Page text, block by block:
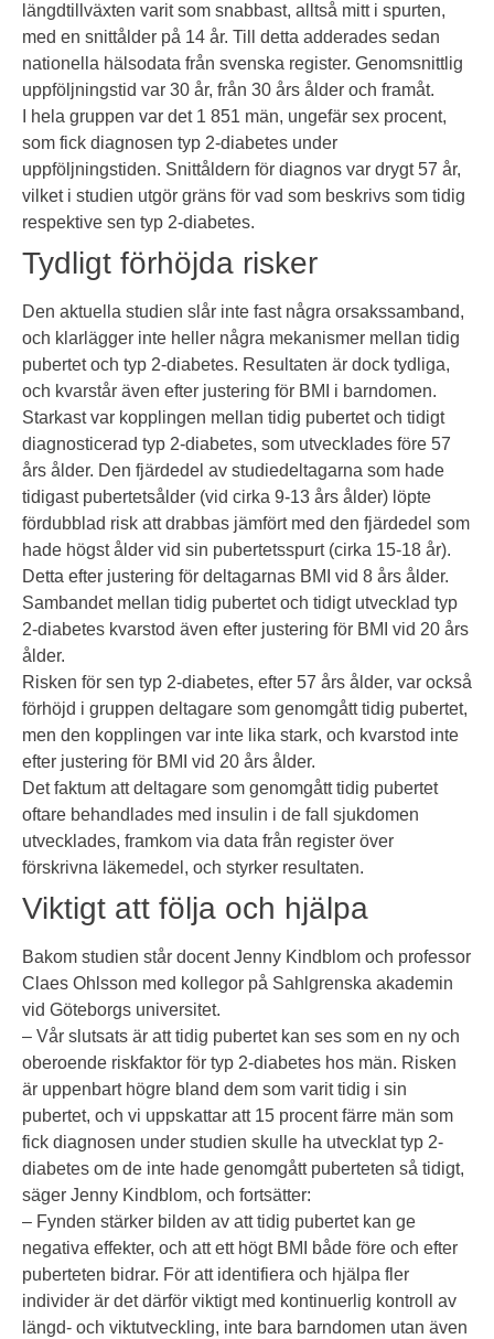
längdtillväxten varit som snabbast, alltså mitt i spurten,
med en snittålder på 14 år. Till detta adderades sedan
nationella hälsodata från svenska register. Genomsnittlig
uppföljningstid var 30 år, från 30 års ålder och framåt.
I hela gruppen var det 1 851 män, ungefär sex procent,
som fick diagnosen typ 2-diabetes under
uppföljningstiden. Snittåldern för diagnos var drygt 57 år,
vilket i studien utgör gräns för vad som beskrivs som tidig
respektive sen typ 2-diabetes.
Tydligt förhöjda risker
Den aktuella studien slår inte fast några orsakssamband,
och klarlägger inte heller några mekanismer mellan tidig
pubertet och typ 2-diabetes. Resultaten är dock tydliga,
och kvarstår även efter justering för BMI i barndomen.
Starkast var kopplingen mellan tidig pubertet och tidigt
diagnosticerad typ 2-diabetes, som utvecklades före 57
års ålder. Den fjärdedel av studiedeltagarna som hade
tidigast pubertetsålder (vid cirka 9-13 års ålder) löpte
fördubblad risk att drabbas jämfört med den fjärdedel som
hade högst ålder vid sin pubertetsspurt (cirka 15-18 år).
Detta efter justering för deltagarnas BMI vid 8 års ålder.
Sambandet mellan tidig pubertet och tidigt utvecklad typ
2-diabetes kvarstod även efter justering för BMI vid 20 års
ålder.
Risken för sen typ 2-diabetes, efter 57 års ålder, var också
förhöjd i gruppen deltagare som genomgått tidig pubertet,
men den kopplingen var inte lika stark, och kvarstod inte
efter justering för BMI vid 20 års ålder.
Det faktum att deltagare som genomgått tidig pubertet
oftare behandlades med insulin i de fall sjukdomen
utvecklades, framkom via data från register över
förskrivna läkemedel, och styrker resultaten.
Viktigt att följa och hjälpa
Bakom studien står docent Jenny Kindblom och professor
Claes Ohlsson med kollegor på Sahlgrenska akademin
vid Göteborgs universitet.
– Vår slutsats är att tidig pubertet kan ses som en ny och
oberoende riskfaktor för typ 2-diabetes hos män. Risken
är uppenbart högre bland dem som varit tidig i sin
pubertet, och vi uppskattar att 15 procent färre män som
fick diagnosen under studien skulle ha utvecklat typ 2-
diabetes om de inte hade genomgått puberteten så tidigt,
säger Jenny Kindblom, och fortsätter:
– Fynden stärker bilden av att tidig pubertet kan ge
negativa effekter, och att ett högt BMI både före och efter
puberteten bidrar. För att identifiera och hjälpa fler
individer är det därför viktigt med kontinuerlig kontroll av
längd- och viktutveckling, inte bara barndomen utan även